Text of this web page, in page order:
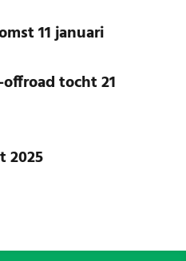
11 januari
tocht 21
2025